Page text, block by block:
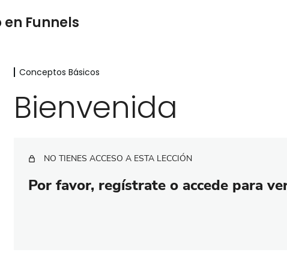
Funnels
Conceptos Básicos
Bienvenida
NO TIENES ACCESO A ESTA LECCIÓN
Por favor, regístrate o accede para